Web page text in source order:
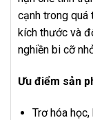
cạnh trong quá
kích thước và
nghiền bi cỡ
Ưu điểm sản
Trơ hóa